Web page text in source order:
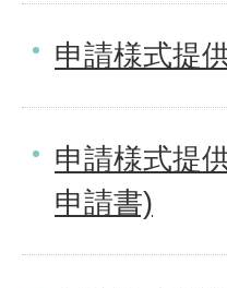
申請様式提
申請様式提
申請書)